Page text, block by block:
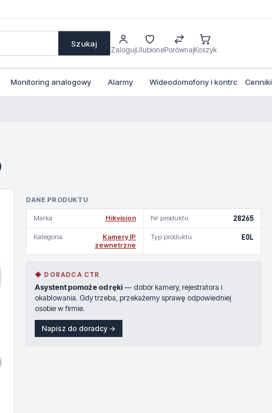
Szukaj
ZalogujUlubionePorównajKoszyk
Monitoring analogowy Alarmy Wideodomofony i kontrola dostepu
Cenniki
DANE PRODUKTU
Marka Hikvision Nr produktu 28265
Kategoria
Kamery IP
zewnetrzne
Typ produktu EOL
◆ DORADCA CTR
Asystent pomoże od ręki — dobór kamery, rejestratora i
okablowania. Gdy trzeba, przekażemy sprawę odpowiedniej
osobie w firmie.
Napisz do doradcy →